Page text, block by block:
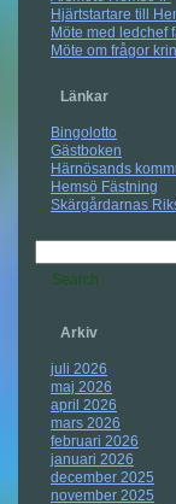
Hjärtstartare till
Möte med ledchef
Möte om frågor
Länkar
Bingolotto
Gästboken
Härnösands
Hemsö Fästning
Skärgårdarnas
Arkiv
juli 2026
maj 2026
april 2026
mars 2026
februari 2026
januari 2026
december 2025
november 2025